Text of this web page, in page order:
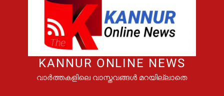
KANNUR ONLINE NEWS
വാർത്തകളിലെ വാസ്തവങ്ങൾ മറയില്ലാതെ